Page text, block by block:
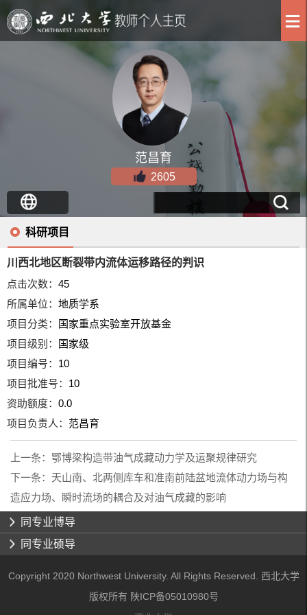
范昌育
2605
科研项目
川西北地区断裂带内流体运移路径的判识
点击次数：45
所属单位：地质学系
项目分类： 国家重点实验室开放基金
项目级别： 国家级
项目编号： 10
项目批准号： 10
资助额度：0.0
项目负责人：范昌育
上一条： 鄂博梁构造带油气成藏动力学及运聚规律研究
下一条： 天山南、北两侧库车和准南前陆盆地流体动力场与构
造应力场、瞬时流场的耦合及对油气成藏的影响
同专业博导
同专业硕导
Copyright 2020 Northwest University. All Rights Reserved. 西北大学
版权所有 陕ICP备05010980号